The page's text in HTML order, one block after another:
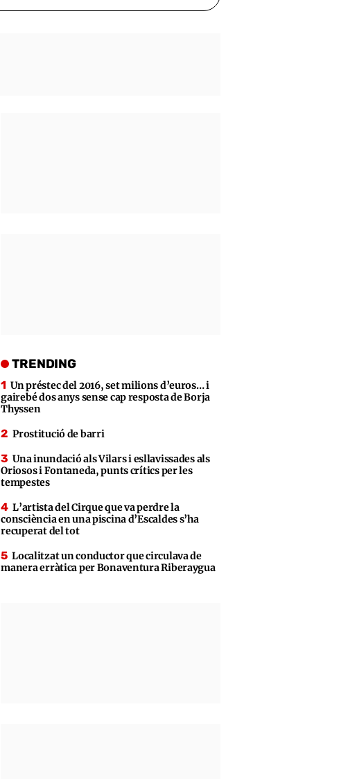
TRENDING
Un préstec del 2016, set milions d’euros… i
gairebé dos anys sense cap resposta de Borja
Thyssen
Prostitució de barri
Una inundació als Vilars i esllavissades als
Oriosos i Fontaneda, punts crítics per les
tempestes
L’artista del Cirque que va perdre la
consciència en una piscina d’Escaldes s’ha
recuperat del tot
Localitzat un conductor que circulava de
manera erràtica per Bonaventura Riberaygua